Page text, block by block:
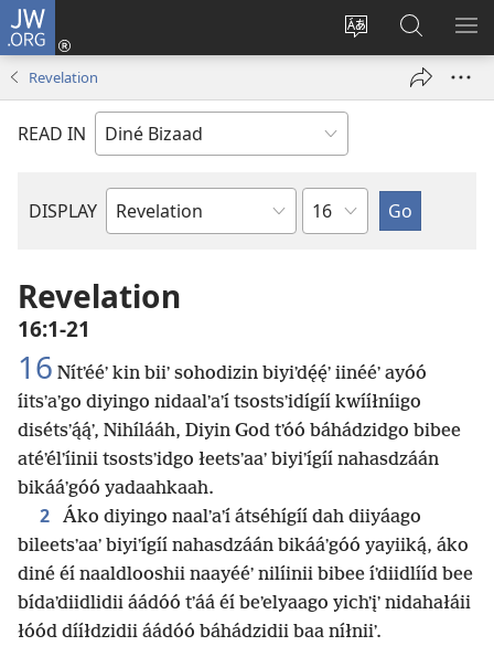
JW.ORG
Change
language
Log
window)
JW.ORG
Bíkanítá
Revelation
READ IN
DISPLAY
Bible
Chapter
Revelation
16:1-21
16 Nítʼééʼ kin biiʼ sohodizin biyiʼdę́ę́ʼ iinééʼ ayóó
íitsʼaʼgo diyingo nidaalʼaʼí tsostsʼidígíí kwííłníigo
disétsʼą́ą́ʼ, Nihílááh, Diyin God tʼóó báhádzidgo bibee
atéʼélʼíinii tsostsʼidgo łeetsʼaaʼ biyiʼígíí nahasdzáán
bikááʼgóó yadaahkaah.
2
Áko diyingo naalʼaʼí átséhígíí dah diiyáago
bileetsʼaaʼ biyiʼígíí nahasdzáán bikááʼgóó yayiiką́, áko
diné éí naaldlooshii naayééʼ nilíinii bibee íʼdiidlííd bee
bídaʼdiidlidii áádóó tʼáá éí beʼelyaago yichʼįʼ nidahałáii
łóód dííłdzidii áádóó báhádzidii baa níłniiʼ.